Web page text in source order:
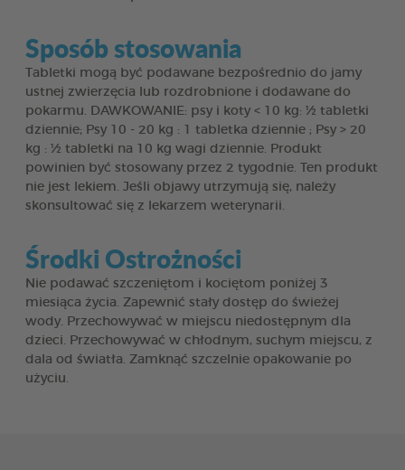
Sposób stosowania
Tabletki mogą być podawane bezpośrednio do jamy
ustnej zwierzęcia lub rozdrobnione i dodawane do
pokarmu. DAWKOWANIE: psy i koty < 10 kg: ½ tabletki
dziennie; Psy 10 - 20 kg : 1 tabletka dziennie ; Psy > 20
kg : ½ tabletki na 10 kg wagi dziennie. Produkt
powinien być stosowany przez 2 tygodnie. Ten produkt
nie jest lekiem. Jeśli objawy utrzymują się, należy
skonsultować się z lekarzem weterynarii.
Środki Ostrożności
Nie podawać szczeniętom i kociętom poniżej 3
miesiąca życia. Zapewnić stały dostęp do świeżej
wody. Przechowywać w miejscu niedostępnym dla
dzieci. Przechowywać w chłodnym, suchym miejscu, z
dala od światła. Zamknąć szczelnie opakowanie po
użyciu.